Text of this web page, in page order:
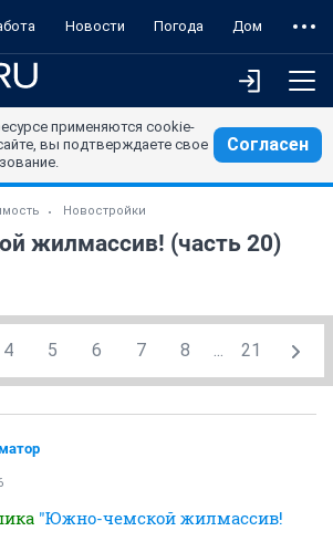
Новости Погода Дом
применяются cookie-
вы подтверждаете свое
Согласен
Новостройки
жилмассив! (часть 20)
4 5 6 7 8 ... 21
"Южно-чемской жилмассив!